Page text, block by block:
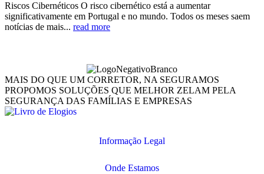
Riscos Cibernéticos O risco cibernético está a aumentar
significativamente em Portugal e no mundo. Todos os meses saem
notícias de mais... read more
MAIS DO QUE UM CORRETOR, NA SEGURAMOS
PROPOMOS SOLUÇÕES QUE MELHOR ZELAM PELA
SEGURANÇA DAS FAMÍLIAS E EMPRESAS
Informação Legal
Onde Estamos